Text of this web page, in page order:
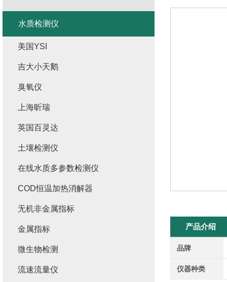
产品介绍
品牌
仪器种类
水质检测仪
美国YSI
吉大小天鹅
臭氧仪
上海昕瑞
英国百灵达
土壤检测仪
在线水质多参数检测仪
COD恒温加热消解器
无机非金属指标
金属指标
微生物检测
流速流量仪